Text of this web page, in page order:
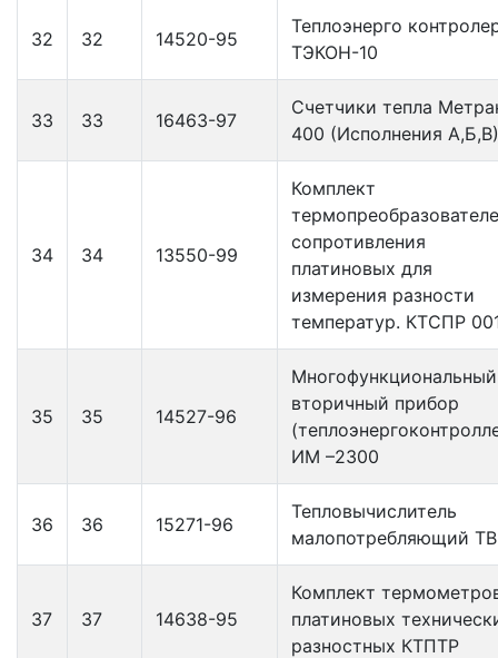
32 32 14520-95
Теплоэнерго
ТЭКОН-10
33 33 16463-97
Счетчики тепла
400 (Исполнения А,Б,В)
34 34 13550-99
Комплект
сопротивления
платиновых для
измерения разности
температур. КТСПР
35 35 14527-96
Многофункциональный
вторичный прибор
ИМ –2300
36 36 15271-96
Тепловычислитель
малопотребляющий
37 37 14638-95
Комплект
платиновых
разностных КТПТР